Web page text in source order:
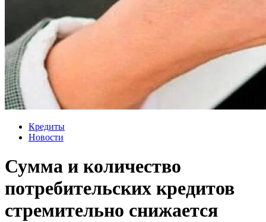
Кредиты
Новости
Сумма и количество
потребительских кредитов
стремительно снижается